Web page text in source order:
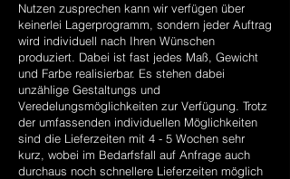
Nutzen zusprechen kann wir verfügen über
keinerlei Lagerprogramm, sondern jeder Auftrag
wird individuell nach Ihren Wünschen
produziert. Dabei ist fast jedes Maß, Gewicht
und Farbe realisierbar. Es stehen dabei
unzählige Gestaltungs und
Veredelungsmöglichkeiten zur Verfügung. Trotz
der umfassenden individuellen Möglichkeiten
sind die Lieferzeiten mit 4 - 5 Wochen sehr
kurz, wobei im Bedarfsfall auf Anfrage auch
durchaus noch schnellere Lieferzeiten möglich